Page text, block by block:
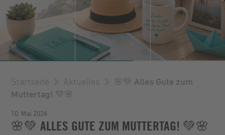
Startseite Aktuelles
🌸💚 Alles Gute zum
Muttertag! 💚🌸
10. Mai 2026
🌸💚 ALLES GUTE ZUM MUTTERTAG! 💚🌸